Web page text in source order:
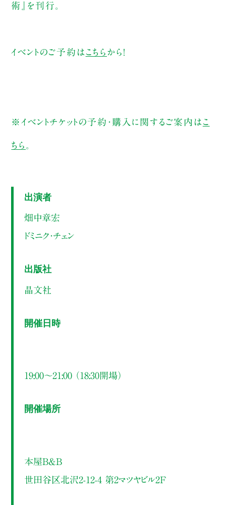
術』を刊行。
イベントのご予約は こちら から！
※イベントチケットの予約・購入に関するご案内は こ
ちら
出演者
畑中章宏
ドミニク・チェン
出版社
晶文社
開催日時
19:00～21:00 （18:30開場）
開催場所
本屋B&B
世田谷区北沢2-12-4 第2マツヤビル2F